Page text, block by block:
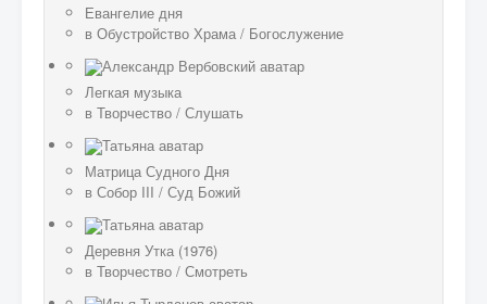
Евангелие дня
в Обустройство Храма / Богослужение
Легкая музыка
в Творчество / Слушать
Матрица Судного Дня
в Собор III / Суд Божий
Деревня Утка (1976)
в Творчество / Смотреть